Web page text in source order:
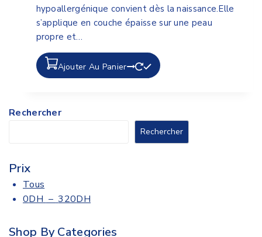
hypoallergénique convient dès la naissance.Elle
s’applique en couche épaisse sur une peau
propre et…
Ajouter Au Panier
Rechercher
Rechercher
Prix
Tous
0DH–320DH
Shop By Categories